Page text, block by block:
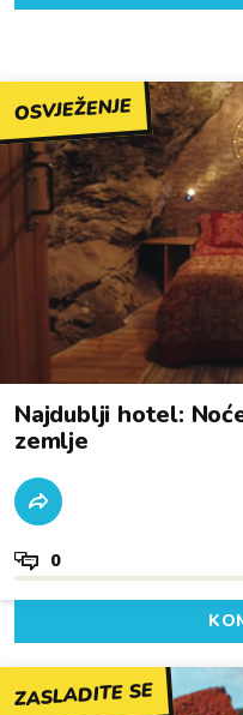
OSVJEŽENJE
Najdublji hotel:
zemlje
0
ZASLADITE SE